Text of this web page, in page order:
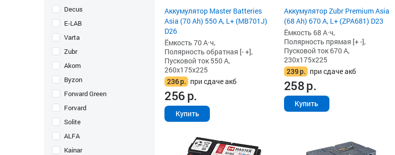
Decus
E-LAB
Varta
Zubr
Akom
Byzon
Forward Green
Forvard
Solite
ALFA
Kainar
Аккумулятор Master Batteries
Asia (70 Ah) 550 А, L+ (MB701J)
D26
Ёмкость 70 А·ч,
Полярность обратная [- +],
Пусковой ток 550 А,
260x175x225
236р. при сдаче акб
256р.
Купить
Аккумулятор Zubr Premium Asia
(68 Ah) 670 А, L+ (ZPA681) D23
Ёмкость 68 А·ч,
Полярность прямая [+ -],
Пусковой ток 670 А,
230x175x225
239р. при сдаче акб
258р.
Купить